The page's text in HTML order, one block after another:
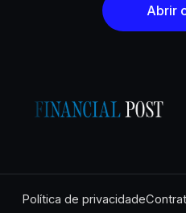
Abrir
Política de privacidade